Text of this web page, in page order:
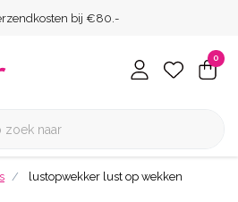
bij €80.-
0
lustopwekker lust op wekken